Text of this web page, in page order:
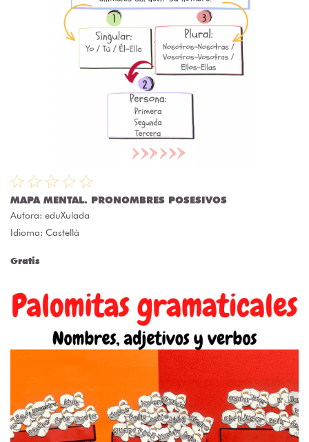
MAPA MENTAL. PRONOMBRES POSESIVOS
Autora: eduXulada
Idioma: Castellà
Gratis